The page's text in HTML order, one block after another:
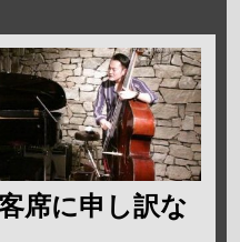
席に申し訳な